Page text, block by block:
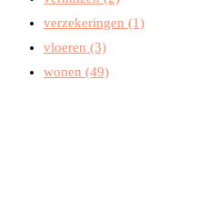
verzekeringen (1)
vloeren (3)
wonen (49)